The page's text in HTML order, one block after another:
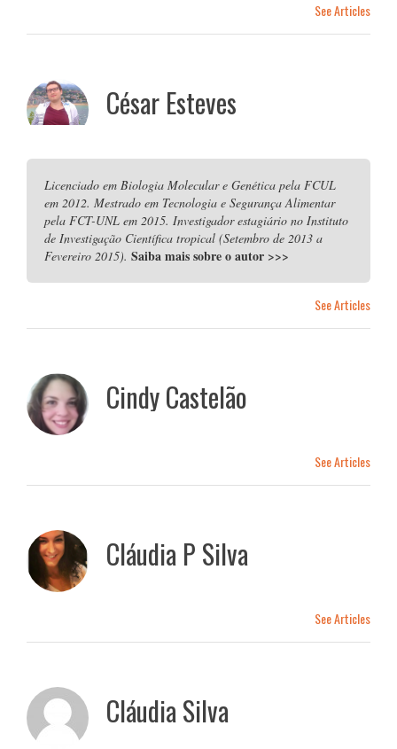
See Articles
César Esteves
Licenciado em Biologia Molecular e Genética pela FCUL
em 2012. Mestrado em Tecnologia e Segurança Alimentar
pela FCT-UNL em 2015. Investigador estagiário no Instituto
de Investigação Científica tropical (Setembro de 2013 a
Fevereiro 2015). Saiba mais sobre o autor >>>
See Articles
Cindy Castelão
See Articles
Cláudia P Silva
See Articles
Cláudia Silva